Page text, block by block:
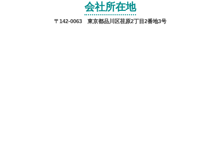
会社所在地
〒142-0063 東京都品川区荏原2丁目2番地3号